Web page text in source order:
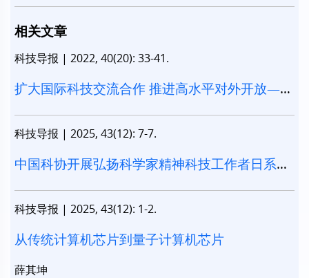
相关文章
科技导报 | 2022, 40(20): 33-41.
扩大国际科技交流合作 推进高水平对外开放——
科技导报 | 2025, 43(12): 7-7.
中国科协开展弘扬科学家精神科技工作者日系列
科技导报 | 2025, 43(12): 1-2.
从传统计算机芯片到量子计算机芯片
薛其坤